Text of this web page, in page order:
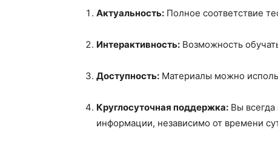
Актуальность: Полное соответствие
Интерактивность: Возможность
Доступность: Материалы можно
Круглосуточная поддержка: Вы
информации, независимо от времени